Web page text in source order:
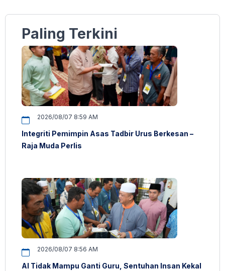
Paling Terkini
2026/08/07 8:59 AM
Integriti Pemimpin Asas Tadbir Urus Berkesan –
Raja Muda Perlis
2026/08/07 8:56 AM
AI Tidak Mampu Ganti Guru, Sentuhan Insan Kekal